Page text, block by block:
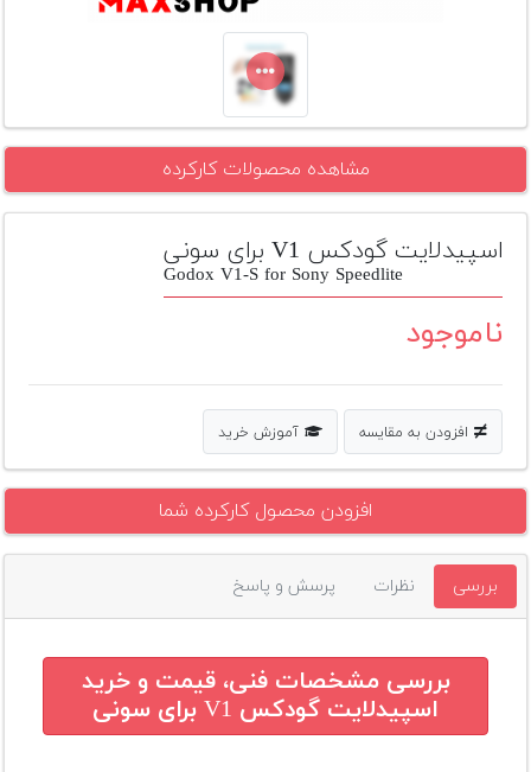
افزودن
دست
دوم
لیست
قیمت
دوربین
مشاهده محصولات کارکرده
اسپیدلایت گودکس V1 برای سونی
Godox V1-S for Sony Speedlite
ناموجود
افزودن به مقایسه آموزش خرید
افزودن محصول کارکرده شما
بررسی نظرات پرسش و پاسخ
بررسی مشخصات فنی، قیمت و خرید
اسپیدلایت گودکس V1 برای سونی